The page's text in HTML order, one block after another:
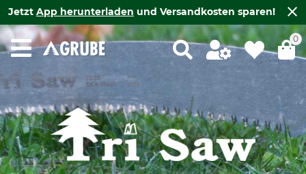
Jetzt App herunterladen und Versandkosten sparen!
0